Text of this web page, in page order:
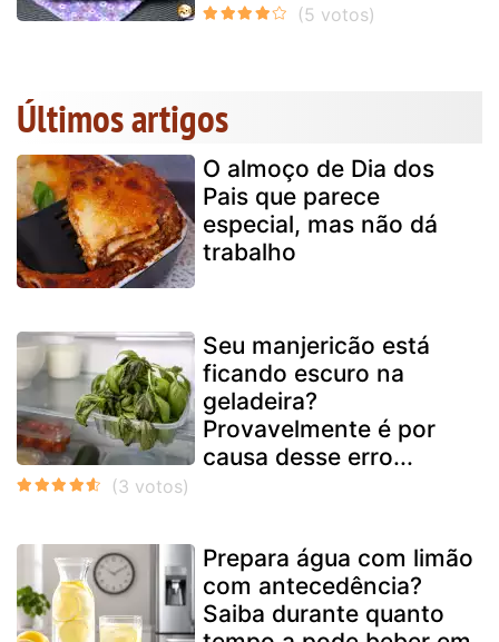
Últimos artigos
O almoço de Dia dos
Pais que parece
especial, mas não dá
trabalho
Seu manjericão está
ficando escuro na
geladeira?
Provavelmente é por
causa desse erro...
Prepara água com limão
com antecedência?
Saiba durante quanto